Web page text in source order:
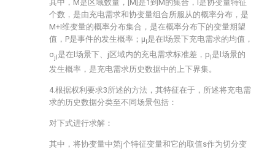
其中，M是区域数量，[M]是1到M的集合，I是协变量特征
个数， 是由充电需求和协变量组合所服从的概率分布， 是
M+I维变量的概率分布集合， 是在概率分布下的变量期望
值，P是事件的发生概率；μl是在l场景下充电需求的均值，
σjl是在l场景下、j区域内的充电需求标准差，pl是l场景的
发生概率， 是充电需求历史数据中的上下界集。
4.根据权利要求3所述的方法，其特征在于，所述将充电需
求的历史数据分类至不同场景包括：
对下式进行求解：
其中，将协变量中第j个特征变量和它的取值s作为切分变